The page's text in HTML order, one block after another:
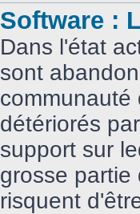
Software :
Dans l'état
sont
communauté
détériorés
support sur
grosse partie
risquent